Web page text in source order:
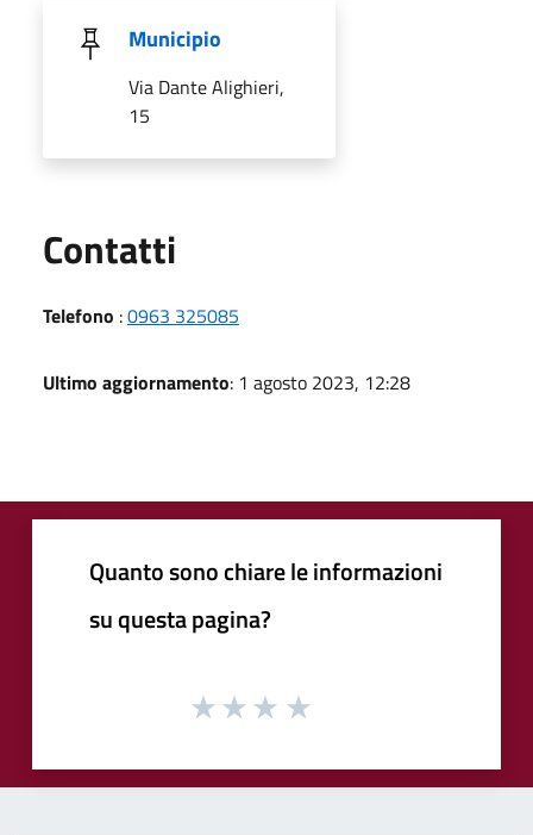
Municipio
Via Dante Alighieri,
15
Contatti
Telefono :0963 325085
Ultimo aggiornamento: 1 agosto 2023, 12:28
Quanto sono chiare le informazioni
su questa pagina?